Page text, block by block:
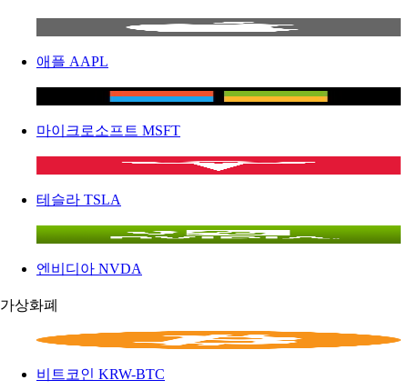
애플 AAPL
마이크로소프트 MSFT
테슬라 TSLA
엔비디아 NVDA
가상화폐
비트코인 KRW-BTC